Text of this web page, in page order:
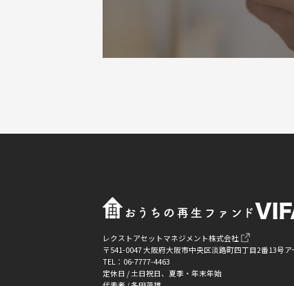
レクストアセットマネジメント株式会社
〒541-0047 大阪府大阪市中央区淡路町四丁目2番13号
TEL：06-7777-4463
定休日 / 土日祝日、夏季・年末年始